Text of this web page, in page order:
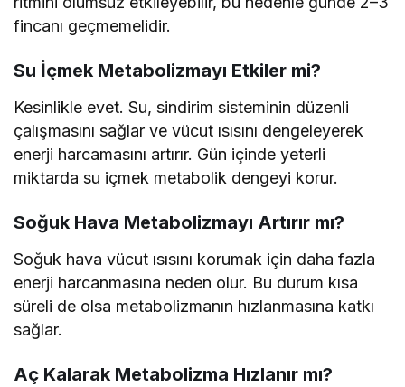
fincanı geçmemelidir.
Su İçmek Metabolizmayı Etkiler mi?
Kesinlikle evet. Su, sindirim sisteminin düzenli
çalışmasını sağlar ve vücut ısısını dengeleyerek
enerji harcamasını artırır. Gün içinde yeterli
miktarda su içmek metabolik dengeyi korur.
Soğuk Hava Metabolizmayı Artırır mı?
Soğuk hava vücut ısısını korumak için daha fazla
enerji harcanmasına neden olur. Bu durum kısa
süreli de olsa metabolizmanın hızlanmasına katkı
sağlar.
Aç Kalarak Metabolizma Hızlanır mı?